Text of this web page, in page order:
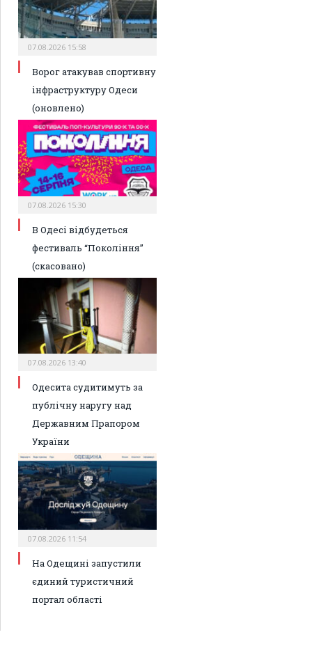
07.08.2026 15:58
Ворог атакував спортивну
інфраструктуру Одеси
(оновлено)
07.08.2026 15:30
В Одесі відбудеться
фестиваль “Покоління”
(скасовано)
07.08.2026 13:40
Одесита судитимуть за
публічну наругу над
Державним Прапором
України
07.08.2026 11:54
На Одещині запустили
єдиний туристичний
портал області